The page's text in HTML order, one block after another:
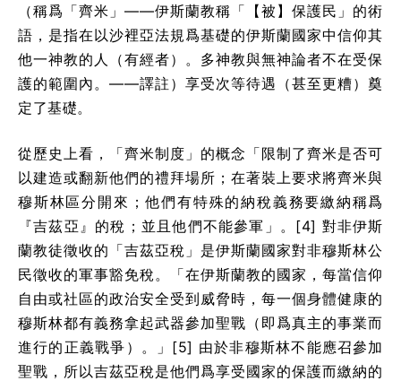
（稱爲「齊米」——伊斯蘭教稱「【被】保護民」的術
語，是指在以沙裡亞法規爲基礎的伊斯蘭國家中信仰其
他一神教的人（有經者）。多神教與無神論者不在受保
護的範圍內。——譯註）享受次等待遇（甚至更糟）奠
定了基礎。
從歷史上看，「齊米制度」的概念「限制了齊米是否可
以建造或翻新他們的禮拜場所；在著裝上要求將齊米與
穆斯林區分開來；他們有特殊的納稅義務要繳納稱爲
『吉茲亞』的稅；並且他們不能參軍」。[4] 對非伊斯
蘭教徒徵收的「吉茲亞稅」是伊斯蘭國家對非穆斯林公
民徵收的軍事豁免稅。「在伊斯蘭教的國家，每當信仰
自由或社區的政治安全受到威脅時，每一個身體健康的
穆斯林都有義務拿起武器參加聖戰（即爲真主的事業而
進行的正義戰爭）。」[5] 由於非穆斯林不能應召參加
聖戰，所以吉茲亞稅是他們爲享受國家的保護而繳納的